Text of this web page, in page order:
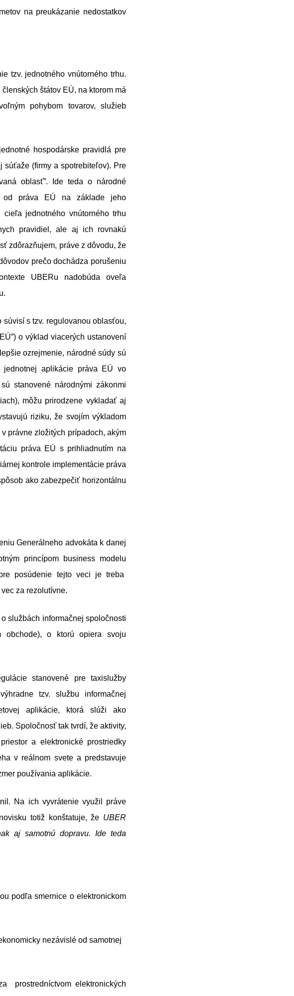
na preukázanie nedostatkov
tzv. jednotného vnútorného trhu.
štátov EÚ, na ktorom má
pohybom tovarov, služieb
hospodárske pravidlá pre
súťaže (firmy a spotrebiteľov). Pre
oblasť”. Ide teda o národné
od práva EÚ na základe jeho
jednotného vnútorného trhu
pravidiel, ale aj ich rovnakú
zdôrazňujem, práve z dôvodu, že
prečo dochádza porušeniu
UBERu nadobúda oveľa
s tzv. regulovanou oblasťou,
o výklad viacerých ustanovení
ozrejmenie, národné súdy sú
jednotnej aplikácie práva EÚ vo
stanovené národnými zákonmi
môžu prirodzene vykladať aj
riziku, že svojím výkladom
právne zložitých prípadoch, akým
práva EÚ s prihliadnutím na
kontrole implementácie práva
ako zabezpečiť horizontálnu
Generálneho advokáta k danej
princípom business modelu
posúdenie tejto veci je treba
za rezolutívne.
službách informačnej spoločnosti
obchode), o ktorú opiera svoju
stanovené pre taxislužby
tzv. službu informačnej
aplikácie, ktorá slúži ako
Spoločnosť tak tvrdí, že aktivity,
a elektronické prostriedky
v reálnom svete a predstavuje
používania aplikácie.
Na ich vyvrátenie využil práve
totiž konštatuje, že UBER
aj samotnú dopravu. Ide teda
podľa smernice o elektronickom
nezávislé od samotnej
prostredníctvom elektronických